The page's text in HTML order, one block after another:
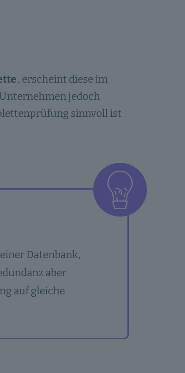
, erscheint diese im
jedoch
sinnvoll ist
Datenbank,
aber
auf gleiche